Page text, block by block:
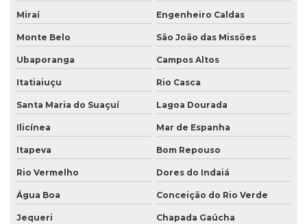
Miraí Engenheiro Caldas
Monte Belo São João das Missões
Ubaporanga Campos Altos
Itatiaiuçu Rio Casca
Santa Maria do Suaçuí Lagoa Dourada
Ilicínea Mar de Espanha
Itapeva Bom Repouso
Rio Vermelho Dores do Indaiá
Água Boa Conceição do Rio Verde
Jequeri Chapada Gaúcha